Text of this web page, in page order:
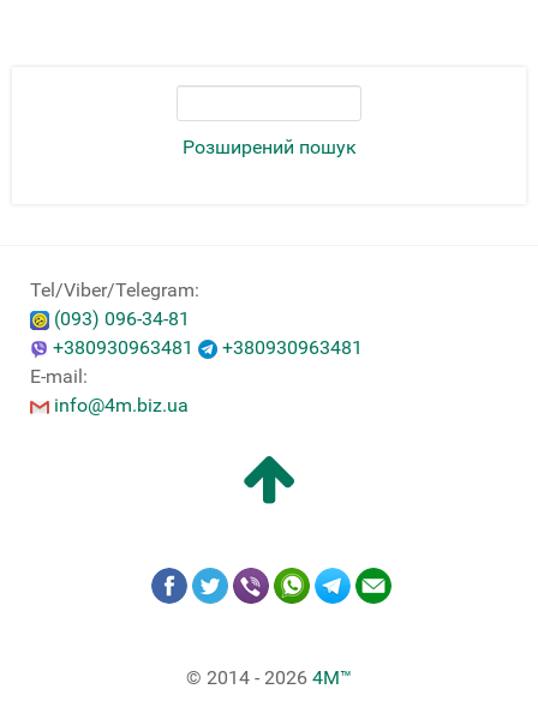
Розширений пошук
Tel/Viber/Telegram:
(093) 096-34-81
+380930963481
+380930963481
E-mail:
info@4m.biz.ua
© 2014 - 2026 4M™